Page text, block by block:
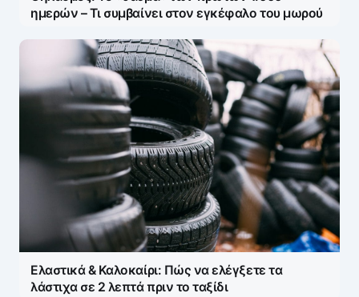
ημερών – Τι συμβαίνει στον εγκέφαλο του μωρού
Ελαστικά & Καλοκαίρι: Πώς να ελέγξετε τα
λάστιχα σε 2 λεπτά πριν το ταξίδι